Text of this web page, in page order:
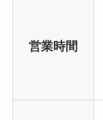
営業時間